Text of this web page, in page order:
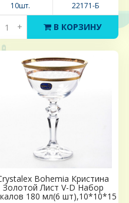
10шт. 22171-Б
+ В КОРЗИНУ
Bohemia Кристина
Золотой Лист V-D Набор
180 мл(6 шт),10*10*15